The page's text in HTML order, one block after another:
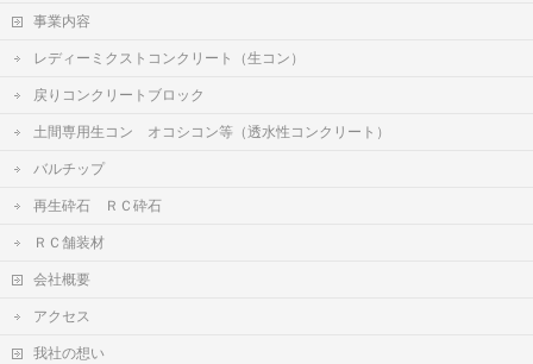
事業内容
レディーミクストコンクリート（生コン）
戻りコンクリートブロック
土間専用生コン オコシコン等（透水性コンクリート）
バルチップ
再生砕石 ＲＣ砕石
ＲＣ舗装材
会社概要
アクセス
我社の想い